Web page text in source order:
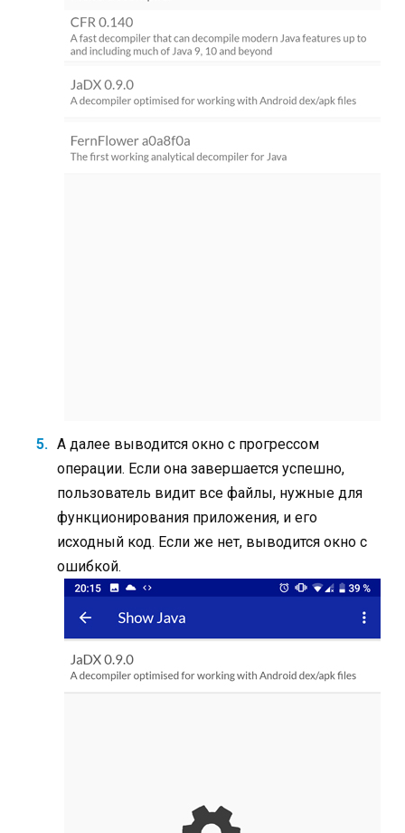
А далее выводится окно с прогрессом
операции. Если она завершается успешно,
пользователь видит все файлы, нужные для
функционирования приложения, и его
исходный код. Если же нет, выводится окно с
ошибкой.